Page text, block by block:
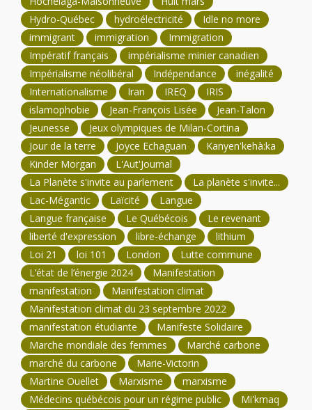
Hydro-Québec
hydroélectricité
Idle no more
immigrant
immigration
Immigration
Impératif français
impérialisme minier canadien
Impérialisme néolibéral
Indépendance
inégalité
Internationalisme
Iran IREQ
IRIS
islamophobie
Jean-François Lisée
Jean-Talon
Jeunesse
Jeux olympiques de Milan-Cortina
Jour de la terre
Joyce Echaguan
Kanyen'kehà:ka
Kinder Morgan
L'Aut'Journal
La Planète s'invite au parlement
La planète s'invite...
Lac-Mégantic
Laïcité
Langue
Langue française
Le Québécois
Le revenant
liberté d'expression
libre-échange
lithium
Loi 21
loi 101 London
Lutte commune
L’état de l’énergie 2024
Manifestation
manifestation
Manifestation climat
Manifestation climat du 23 septembre 2022
manifestation étudiante
Manifeste Solidaire
Marche mondiale des femmes
Marché carbone
marché du carbone
Marie-Victorin
Martine Ouellet
Marxisme
marxisme
Médecins québécois pour un régime public
Mi'kmaq